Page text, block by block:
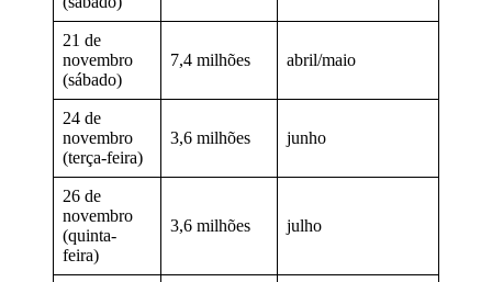
21 de
novembro
(sábado)
7,4 milhões abril/maio
24 de
novembro
(terça-feira)
3,6 milhões junho
26 de
novembro
(quinta-
feira)
3,6 milhões julho